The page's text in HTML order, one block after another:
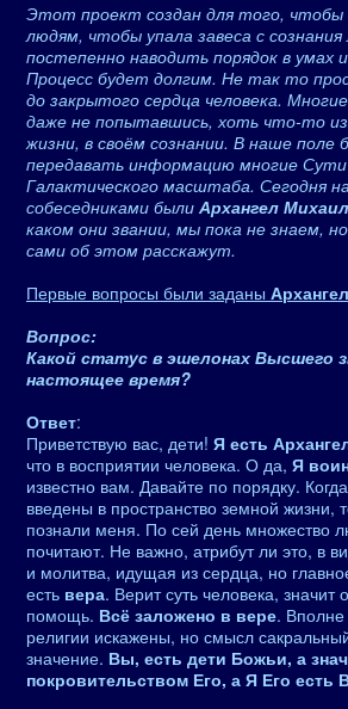
Этот проект создан для того,
людям, чтобы упала завеса с
постепенно наводить порядок в умах
Процесс будет долгим. Не так то
до закрытого сердца человека.
даже не попытавшись, хоть что-то
жизни, в своём сознании. В наше поле
передавать информацию многие
Галактического масштаба. Сегодня
собеседниками были Архангел
каком они звании, мы пока не знаем,
сами об этом расскажут.
Первые вопросы были заданы
Вопрос:
Какой статус в эшелонах Высшего
настоящее время?
Ответ:
Приветствую вас, дети! Я есть
что в восприятии человека. О да, Я
известно вам. Давайте по порядку.
введены в пространство земной жизни,
познали меня. По сей день множество
почитают. Не важно, атрибут ли это, в
и молитва, идущая из сердца, но
есть вера. Верит суть человека, значит
помощь. Всё заложено в вере. Вполне
религии искажены, но смысл
значение. Вы, есть дети Божьи, а
покровительством Его, а Я Его есть